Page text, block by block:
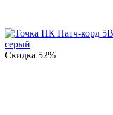
Скидка 52%